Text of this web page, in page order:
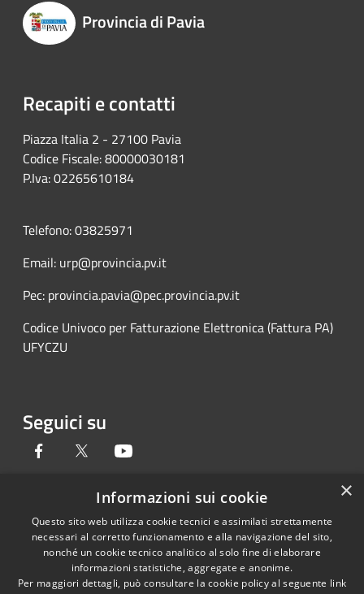
Provincia di Pavia
Recapiti e contatti
Piazza Italia 2 - 27100 Pavia
Codice Fiscale: 80000030181
P.Iva: 02265610184
Telefono: 03825971
Email: urp@provincia.pv.it
Pec: provincia.pavia@pec.provincia.pv.it
Codice Univoco per Fatturazione Elettronica (Fattura PA)
UFYCZU
Seguici su
Facebook Twitter
RSS
Accessibilità
Cookie
Copyright © 2026 • Provincia di
Pavia • Powered by
Municipium•Accesso
redazione
×
Informazioni sui cookie
Questo sito web utilizza cookie tecnici e assimilati strettamente
necessari al corretto funzionamento e alla navigazione del sito,
nonché un cookie tecnico analitico al solo fine di elaborare
informazioni statistiche, aggregate e anonime.
Per maggiori dettagli, può consultare la cookie policy al seguente link